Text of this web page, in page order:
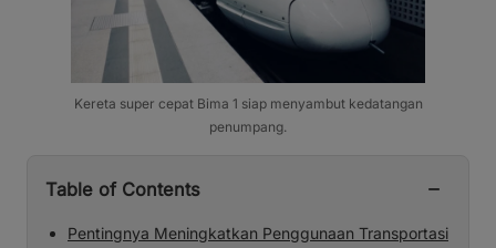
Kereta super cepat Bima 1 siap menyambut kedatangan
penumpang.
Table of Contents −
Pentingnya Meningkatkan Penggunaan Transportasi